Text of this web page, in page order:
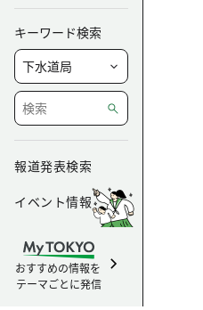
キーワード検索
報道発表検索
イベント情報
おすすめの情報を
テーマごとに発信